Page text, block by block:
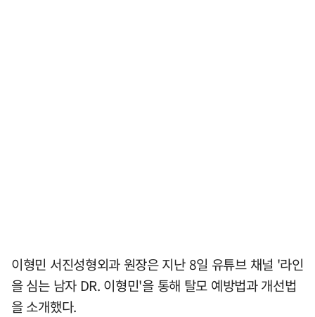
이형민 서진성형외과 원장은 지난 8일 유튜브 채널 '라인
을 심는 남자 DR. 이형민'을 통해 탈모 예방법과 개선법
을 소개했다.